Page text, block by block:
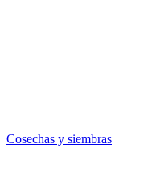
Cosechas y siembras